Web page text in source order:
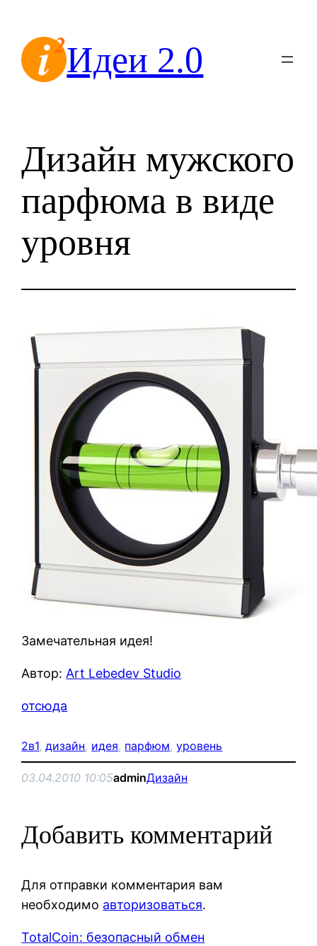
содержимомуИдеи 2.0
Дизайн мужского
парфюма в виде
уровня
Замечательная идея!
Автор:Art Lebedev Studio
отсюда
2в1, дизайн, идея, парфюм, уровень
03.04.2010 10:05adminДизайн
Добавить комментарий
Для отправки комментария вам
необходимо авторизоваться.
TotalCoin: безопасный обмен